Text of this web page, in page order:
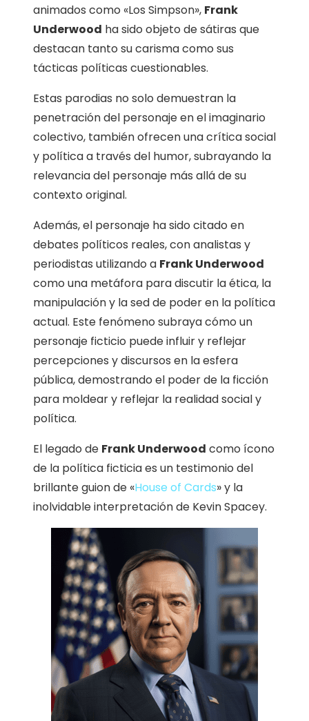
animados como «Los Simpson», Frank
Underwood ha sido objeto de sátiras que
destacan tanto su carisma como sus
tácticas políticas cuestionables.
Estas parodias no solo demuestran la
penetración del personaje en el imaginario
colectivo, también ofrecen una crítica social
y política a través del humor, subrayando la
relevancia del personaje más allá de su
contexto original.
Además, el personaje ha sido citado en
debates políticos reales, con analistas y
periodistas utilizando a Frank Underwood
como una metáfora para discutir la ética, la
manipulación y la sed de poder en la política
actual. Este fenómeno subraya cómo un
personaje ficticio puede influir y reflejar
percepciones y discursos en la esfera
pública, demostrando el poder de la ficción
para moldear y reflejar la realidad social y
política.
El legado de Frank Underwood como ícono
de la política ficticia es un testimonio del
brillante guion de «House of Cards» y la
inolvidable interpretación de Kevin Spacey.